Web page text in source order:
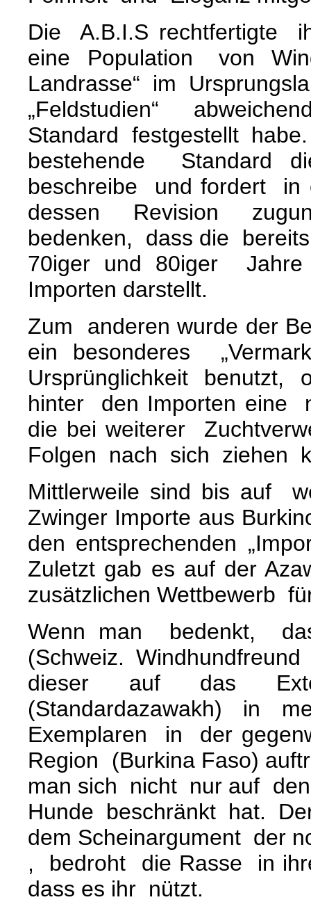
Die A.B.I.S rechtfertigte
eine Population von
Landrasse“ im
„Feldstudien“
Standard festgestellt
bestehende Standard
beschreibe und fordert
dessen Revision
bedenken, dass die
70iger und 80iger
Importen darstellt.
Zum anderen wurde der
ein besonderes
Ursprünglichkeit benutzt,
hinter den Importen eine
die bei weiterer
Folgen nach sich ziehen
Mittlerweile sind bis auf
Zwinger Importe aus
den entsprechenden
Zuletzt gab es auf der
zusätzlichen Wettbewerb
Wenn man bedenkt,
(Schweiz.
dieser auf das
(Standardazawakh) in
Exemplaren in der
Region (Burkina Faso)
man sich nicht nur auf
Hunde beschränkt hat.
dem Scheinargument der
, bedroht die Rasse in
dass es ihr nützt.